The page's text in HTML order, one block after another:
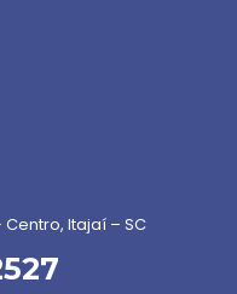
Centro, Itajaí – SC